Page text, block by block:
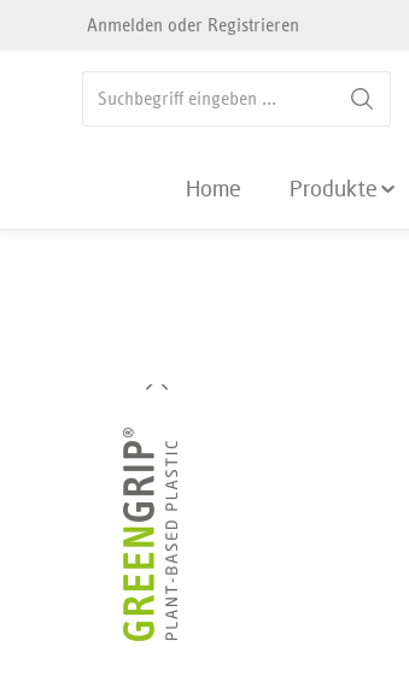
Zur Hauptnavigation springen
Anmelden oder Registrieren
Home Produkte